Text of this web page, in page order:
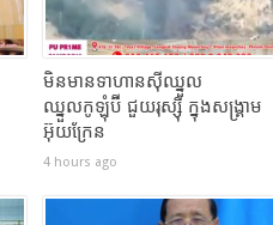
មិនមានទាហានស៊ីឈ្នួល
ឈ្នួលកូឡុំប៊ី ជួយរុស្ស៊ី ក្នុងសង្រ្គាម
អ៊ុយក្រែន
4 hours ago